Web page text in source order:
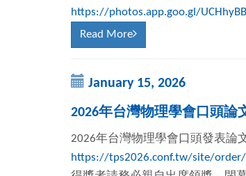
https://photos.app.goo.gl/
Read More
January 15, 2026
2026年台灣物理學會口頭論
2026年台灣物理學會口頭發表論
https://tps2026.conf.tw/site/order/